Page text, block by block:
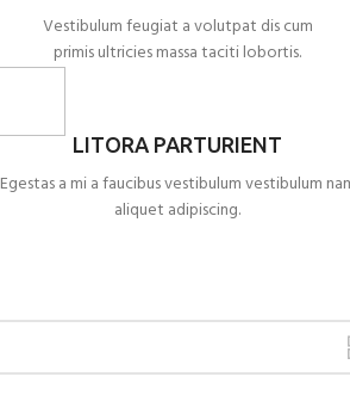
Vestibulum feugiat a volutpat dis cum
primis ultricies massa taciti lobortis.
LITORA PARTURIENT
Egestas a mi a faucibus vestibulum vestibulum
aliquet adipiscing.